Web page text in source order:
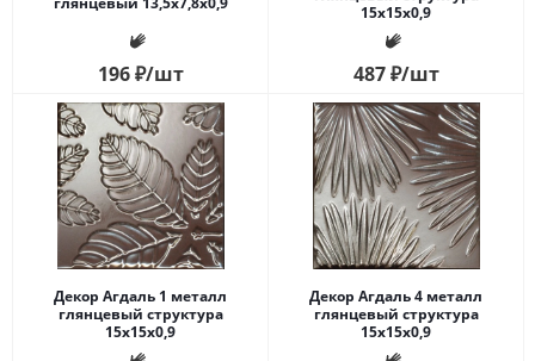
196₽/шт
15x15x0,9
487₽/шт
Декор Агдаль 1 металл
глянцевый структура
15x15x0,9
Декор Агдаль 4 металл
глянцевый структура
15x15x0,9